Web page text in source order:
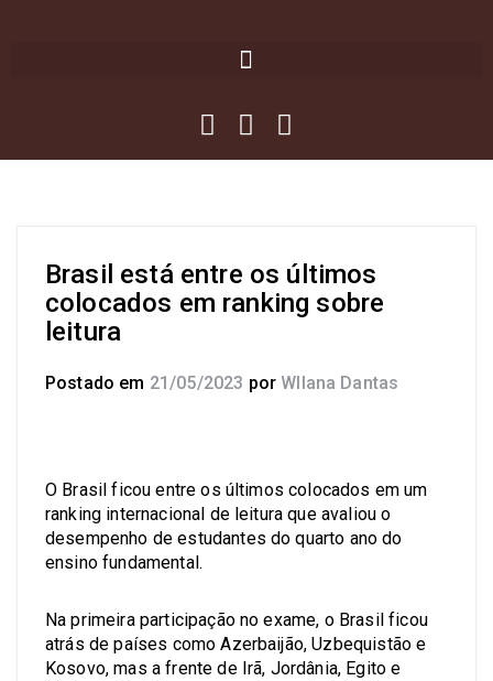
Brasil está entre os últimos
colocados em ranking sobre
leitura
Postado em 21/05/2023 por Wllana Dantas
O Brasil ficou entre os últimos colocados em um
ranking internacional de leitura que avaliou o
desempenho de estudantes do quarto ano do
ensino fundamental.
Na primeira participação no exame, o Brasil ficou
atrás de países como Azerbaijão, Uzbequistão e
Kosovo, mas a frente de Irã, Jordânia, Egito e